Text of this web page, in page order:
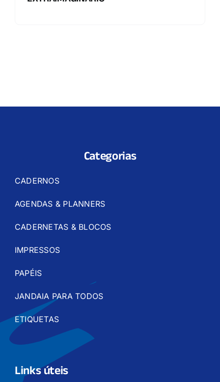
Categorias
CADERNOS
AGENDAS & PLANNERS
CADERNETAS & BLOCOS
IMPRESSOS
PAPÉIS
JANDAIA PARA TODOS
ETIQUETAS
Links úteis